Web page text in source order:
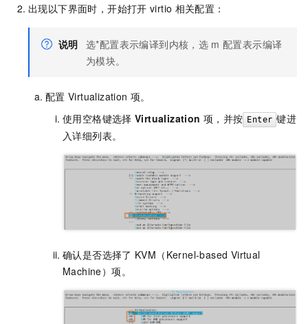
出现以下界面时，开始打开 virtio 相关配置：
说明 选*配置表示编译到内核，选 m 配置表示编译
为模块。
配置 Virtualization 项。
使用空格键选择 Virtualization 项，并按 Enter 键进
入详细列表。
确认是否选择了 KVM（Kernel-based Virtual
Machine）项。